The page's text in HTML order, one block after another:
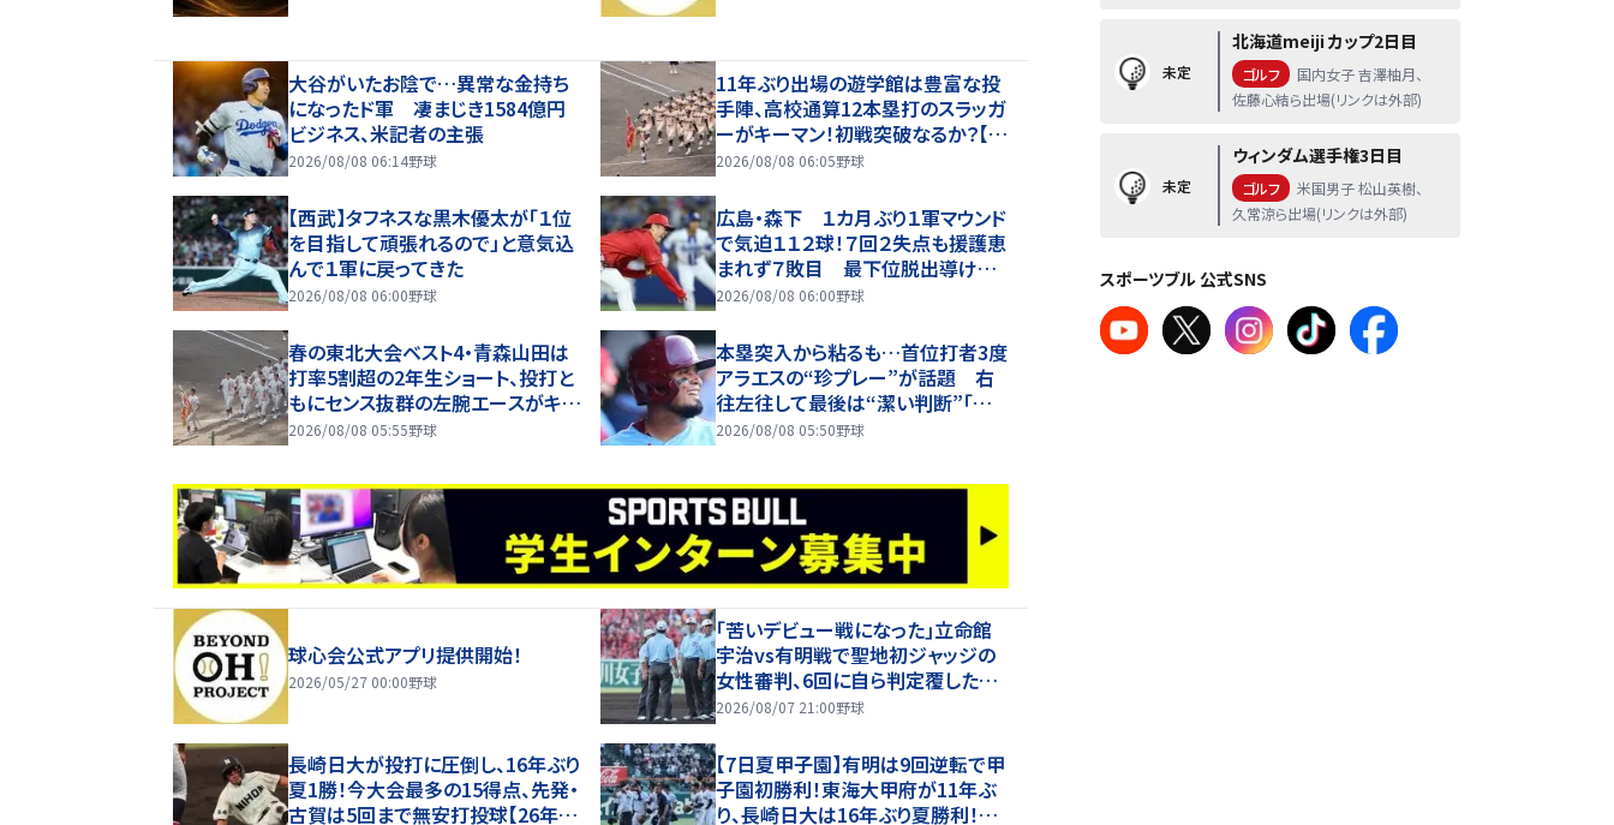
大谷がいたお陰で…異常な金持ち
になったド軍 凄まじき1584億円
ビジネス、米記者の主張
2026/08/08 06:14野球
11年ぶり出場の遊学館は豊富な投
手陣、高校通算12本塁打のスラッガ
ーがキーマン！初戦突破なるか？【夏
の甲子園・ベンチ入り選手紹介】
2026/08/08 06:05野球
【西武】タフネスな黒木優太が「１位
を目指して頑張れるので」と意気込
んで１軍に戻ってきた
2026/08/08 06:00野球
広島・森下 １カ月ぶり１軍マウンド
で気迫１１２球！７回２失点も援護恵
まれず７敗目 最下位脱出導けず
「チーム勝たせたかった」
2026/08/08 06:00野球
春の東北大会ベスト4・青森山田は
打率5割超の2年生ショート、投打と
もにセンス抜群の左腕エースがキー
マン【26年夏甲子園・ベンチ入り選
2026/08/08 05:55野球
本塁突入から粘るも…首位打者3度
アラエスの“珍プレー”が話題 右
往左往して最後は“潔い判断”「彼
はニンジャになれなかった」「面白す
2026/08/08 05:50野球
球心会公式アプリ提供開始！
2026/05/27 00:00野球
｢苦いデビュー戦になった｣立命館
宇治vs有明戦で聖地初ジャッジの
女性審判、6回に自ら判定覆したプ
レーを謝罪【26年夏甲子園】
2026/08/07 21:00野球
長崎日大が投打に圧倒し、16年ぶり
夏1勝！今大会最多の15得点、先発・
古賀は5回まで無安打投球【26年夏
【7日夏甲子園】有明は9回逆転で甲
子園初勝利！東海大甲府が11年ぶ
り、長崎日大は16年ぶり夏勝利！健
未定
北海道meiji カップ2日目
ゴルフ
国内女子 吉澤柚月、
佐藤心結ら出場(リンクは外部)
未定
ウィンダム選手権3日目
ゴルフ
米国男子 松山英樹、
久常涼ら出場(リンクは外部)
スポーツブル 公式SNS